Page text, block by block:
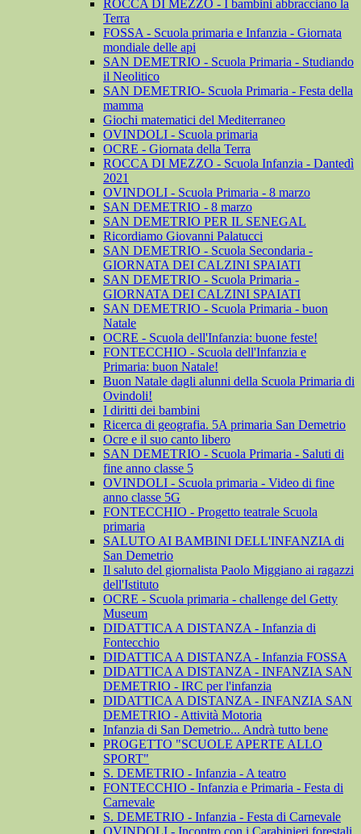
ROCCA DI MEZZO - I bambini abbracciano la
Terra
FOSSA - Scuola primaria e Infanzia - Giornata
mondiale delle api
SAN DEMETRIO - Scuola Primaria - Studiando
il Neolitico
SAN DEMETRIO- Scuola Primaria - Festa della
mamma
Giochi matematici del Mediterraneo
OVINDOLI - Scuola primaria
OCRE - Giornata della Terra
ROCCA DI MEZZO - Scuola Infanzia - Dantedì
2021
OVINDOLI - Scuola Primaria - 8 marzo
SAN DEMETRIO - 8 marzo
SAN DEMETRIO PER IL SENEGAL
Ricordiamo Giovanni Palatucci
SAN DEMETRIO - Scuola Secondaria -
GIORNATA DEI CALZINI SPAIATI
SAN DEMETRIO - Scuola Primaria -
GIORNATA DEI CALZINI SPAIATI
SAN DEMETRIO - Scuola Primaria - buon
Natale
OCRE - Scuola dell'Infanzia: buone feste!
FONTECCHIO - Scuola dell'Infanzia e
Primaria: buon Natale!
Buon Natale dagli alunni della Scuola Primaria di
Ovindoli!
I diritti dei bambini
Ricerca di geografia. 5A primaria San Demetrio
Ocre e il suo canto libero
SAN DEMETRIO - Scuola Primaria - Saluti di
fine anno classe 5
OVINDOLI - Scuola primaria - Video di fine
anno classe 5G
FONTECCHIO - Progetto teatrale Scuola
primaria
SALUTO AI BAMBINI DELL'INFANZIA di
San Demetrio
Il saluto del giornalista Paolo Miggiano ai ragazzi
dell'Istituto
OCRE - Scuola primaria - challenge del Getty
Museum
DIDATTICA A DISTANZA - Infanzia di
Fontecchio
DIDATTICA A DISTANZA - Infanzia FOSSA
DIDATTICA A DISTANZA - INFANZIA SAN
DEMETRIO - IRC per l'infanzia
DIDATTICA A DISTANZA - INFANZIA SAN
DEMETRIO - Attività Motoria
Infanzia di San Demetrio... Andrà tutto bene
PROGETTO "SCUOLE APERTE ALLO
SPORT"
S. DEMETRIO - Infanzia - A teatro
FONTECCHIO - Infanzia e Primaria - Festa di
Carnevale
S. DEMETRIO - Infanzia - Festa di Carnevale